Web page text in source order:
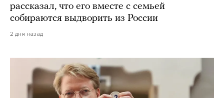
рассказал, что его вместе с семьей
собираются выдворить из России
2 дня назад